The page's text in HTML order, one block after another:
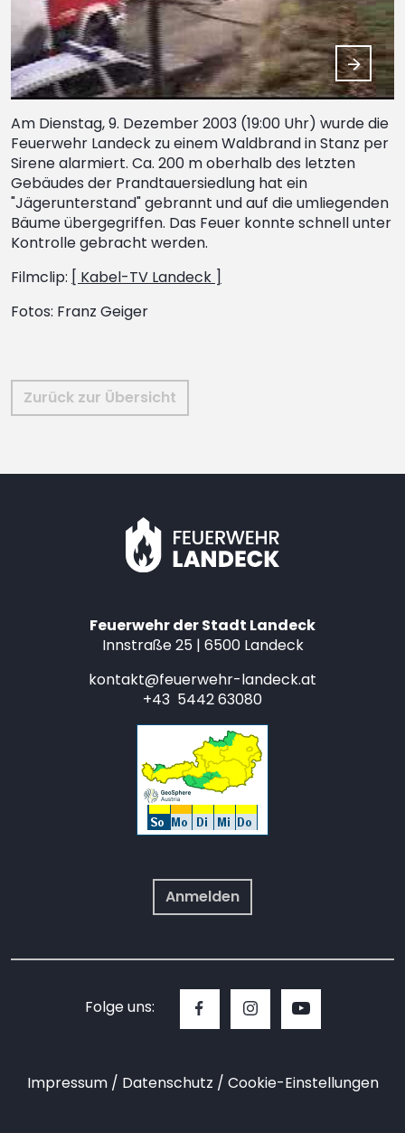
Am Dienstag, 9. Dezember 2003 (19:00 Uhr) wurde die
Feuerwehr Landeck zu einem Waldbrand in Stanz per
Sirene alarmiert. Ca. 200 m oberhalb des letzten
Gebäudes der Prandtauersiedlung hat ein
"Jägerunterstand" gebrannt und auf die umliegenden
Bäume übergegriffen. Das Feuer konnte schnell unter
Kontrolle gebracht werden.
Filmclip: [ Kabel-TV Landeck ]
Fotos: Franz Geiger
Zurück zur Übersicht
Feuerwehr der Stadt Landeck
Innstraße 25 | 6500 Landeck
kontakt@feuerwehr-landeck.at
+43 5442 63080
Anmelden
Folge uns:
Impressum Datenschutz Cookie-Einstellungen